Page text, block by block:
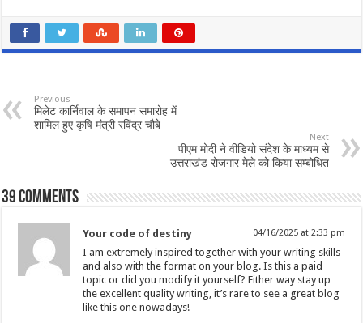
Previous
मिलेट कार्निवाल के समापन समारोह में
शामिल हुए कृषि मंत्री रविंद्र चौबे
Next
पीएम मोदी ने वीडियो संदेश के माध्यम से
उत्तराखंड रोजगार मेले को किया सम्बोधित
39 comments
Your code of destiny 04/16/2025 at 2:33 pm
I am extremely inspired together with your writing skills
and also with the format on your blog. Is this a paid
topic or did you modify it yourself? Either way stay up
the excellent quality writing, it’s rare to see a great blog
like this one nowadays!